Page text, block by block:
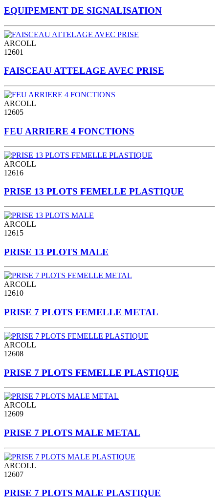
EQUIPEMENT DE SIGNALISATION
ARCOLL
12601
FAISCEAU ATTELAGE AVEC PRISE
ARCOLL
12605
FEU ARRIERE 4 FONCTIONS
ARCOLL
12616
PRISE 13 PLOTS FEMELLE PLASTIQUE
ARCOLL
12615
PRISE 13 PLOTS MALE
ARCOLL
12610
PRISE 7 PLOTS FEMELLE METAL
ARCOLL
12608
PRISE 7 PLOTS FEMELLE PLASTIQUE
ARCOLL
12609
PRISE 7 PLOTS MALE METAL
ARCOLL
12607
PRISE 7 PLOTS MALE PLASTIQUE